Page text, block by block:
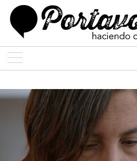
ARQUITECTURA
ENTREVISTAS